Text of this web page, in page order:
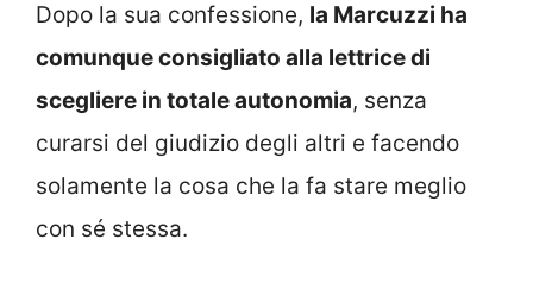
Dopo la sua confessione, la Marcuzzi ha
comunque consigliato alla lettrice di
scegliere in totale autonomia, senza
curarsi del giudizio degli altri e facendo
solamente la cosa che la fa stare meglio
con sé stessa.